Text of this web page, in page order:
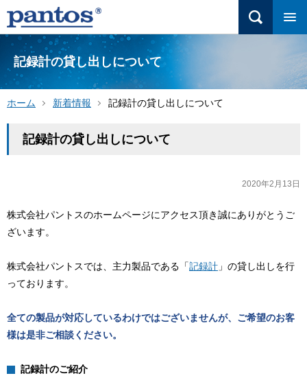
記録計の貸し出しについて
ホーム 新着情報 記録計の貸し出しについて
記録計の貸し出しについて
2020年2月13日
株式会社パントスのホームページにアクセス頂き誠にありがとうご
ざいます。
株式会社パントスでは、主力製品である「記録計 」の貸し出しを行
っております。
全ての製品が対応しているわけではございませんが、ご希望のお客
様は是非ご相談ください。
記録計のご紹介